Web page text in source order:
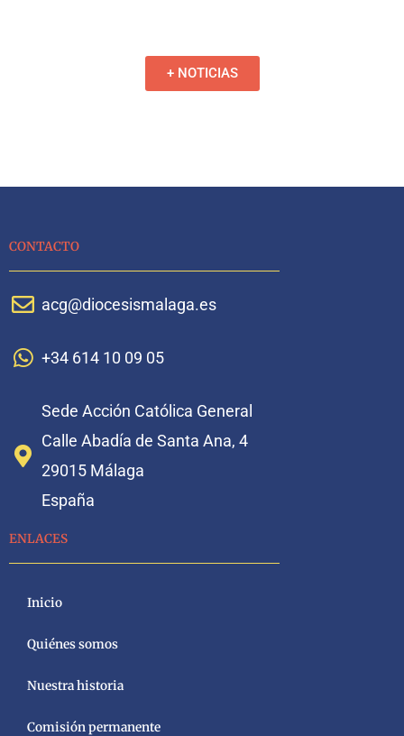
+ NOTICIAS
CONTACTO
acg@diocesismalaga.es
+34 614 10 09 05
Sede Acción Católica General
Calle Abadía de Santa Ana, 4
29015 Málaga
España
ENLACES
Inicio
Quiénes somos
Nuestra historia
Comisión permanente